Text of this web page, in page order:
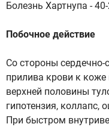
Болезнь Хартнупа -
Побочное действие
Со стороны
прилива крови к
верхней половины
гипотензия, коллапс,
При быстром